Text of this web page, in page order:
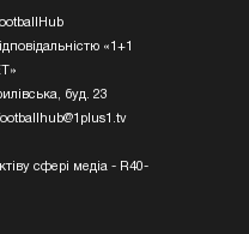
«1+1
буд. 23
сфері медіа - R40-